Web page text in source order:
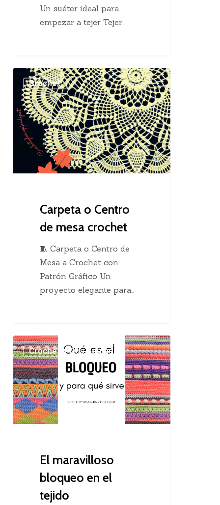
Un suéter ideal para
empezar a tejer Tejer…
Carpeta
Centro
de
mesa
crochet
Crochet
Carpeta o Centro
de mesa crochet
🧵 Carpeta o Centro de
Mesa a Crochet con
Patrón Gráfico Un
proyecto elegante para…
El
maravilloso
bloqueo
en
el
tejido
Crochet Y Dos Agujas
El maravilloso
bloqueo en el
tejido